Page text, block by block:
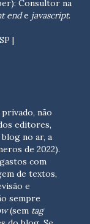
Consultor na
ende javascript.
|
não
editores,
no ar, a
de 2022).
com
de textos,
e
sempre
(sem tag